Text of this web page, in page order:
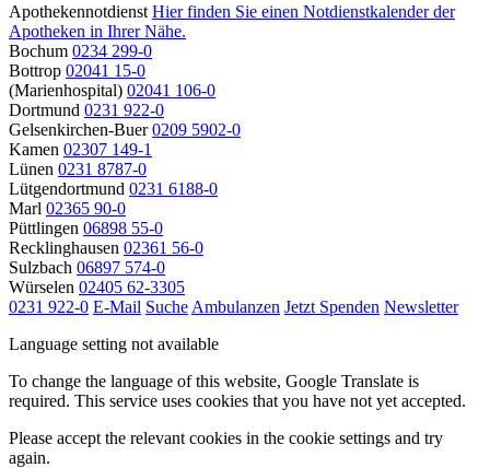
Apothekennotdienst Hier finden Sie einen Notdienstkalender der
Apotheken in Ihrer Nähe.
Bochum 0234 299-0
Bottrop 02041 15-0
(Marienhospital) 02041 106-0
Dortmund 0231 922-0
Gelsenkirchen-Buer 0209 5902-0
Kamen 02307 149-1
Lünen 0231 8787-0
Lütgendortmund 0231 6188-0
Marl 02365 90-0
Püttlingen 06898 55-0
Recklinghausen 02361 56-0
Sulzbach 06897 574-0
Würselen 02405 62-3305
0231 922-0 E-Mail Suche Ambulanzen Jetzt Spenden Newsletter
Language setting not available
To change the language of this website, Google Translate is
required. This service uses cookies that you have not yet accepted.
Please accept the relevant cookies in the cookie settings and try
again.